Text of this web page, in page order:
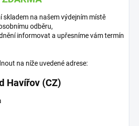
skladem na našem výdejním místě
odběru,
informovat a upřesníme vám termín
na níže uvedené adrese:
Havířov (CZ)